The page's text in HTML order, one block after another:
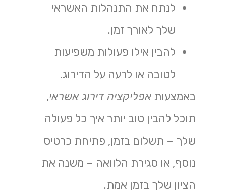
לנתח את התנהלות האשראי
שלך לאורך זמן.
להבין אילו פעולות משפיעות
לטובה או לרעה על הדירוג.
באמצעות אפליקציה דירוג אשראי,
תוכל להבין טוב יותר איך כל פעולה
שלך – תשלום בזמן, פתיחת כרטיס
נוסף, או סגירת הלוואה – משנה את
הציון שלך בזמן אמת.